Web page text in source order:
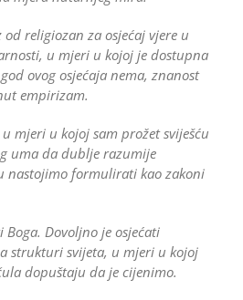
religiozan za osjećaj vjere u
u mjeri u kojoj je dostupna
ovog osjećaja nema, znanost
empirizam.
mjeri u kojoj sam prožet sviješću
uma da dublje razumije
nastojimo formulirati kao zakoni
Dovoljno je osjećati
strukturi svijeta, u mjeri u kojoj
dopuštaju da je cijenimo.